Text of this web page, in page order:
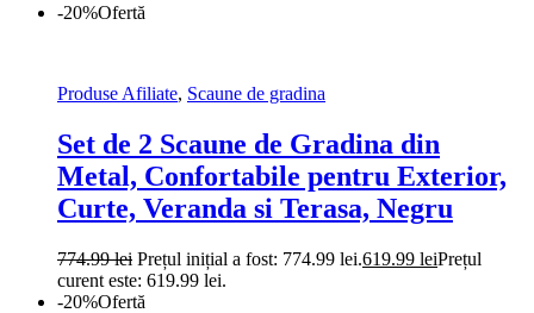
-20%Ofertă
Produse Afiliate, Scaune de gradina
Set de 2 Scaune de Gradina din
Metal, Confortabile pentru Exterior,
Curte, Veranda si Terasa, Negru
774.99lei Prețul inițial a fost: 774.99 lei.619.99 leiPrețul
curent este: 619.99 lei.
-20%Ofertă